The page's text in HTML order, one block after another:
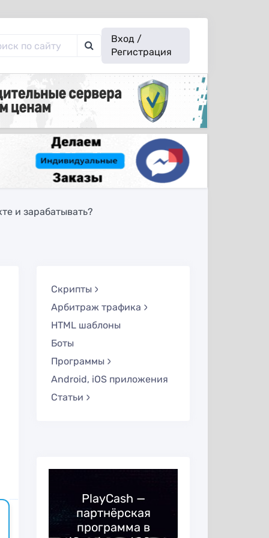
Вход /
Регистрация
и зарабатывать?
Скрипты
Арбитраж трафика
HTML шаблоны
Боты
Программы
Android, iOS приложения
Статьи
PlayCash —
партнёрская
программа в